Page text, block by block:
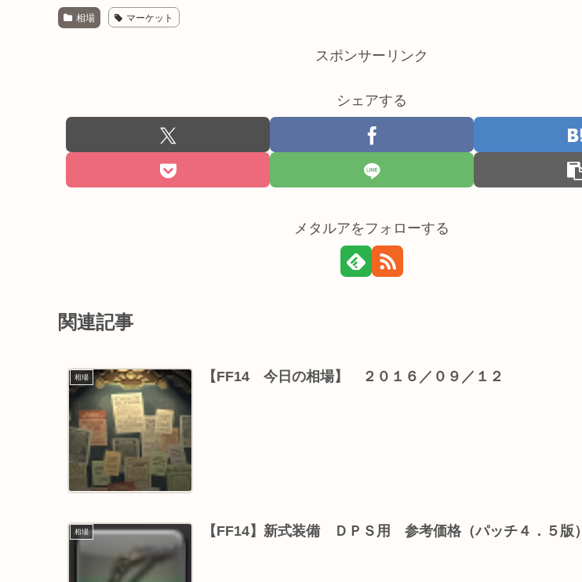
相場 マーケット
スポンサーリンク
シェアする
メタルアをフォローする
関連記事
相場 【FF14 今日の相場】 ２０１６／０９／１２
相場 【FF14】新式装備 ＤＰＳ用 参考価格（パッチ４．５版）